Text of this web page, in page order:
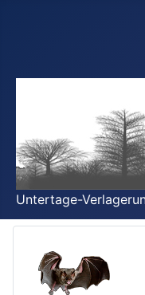
Untertage-